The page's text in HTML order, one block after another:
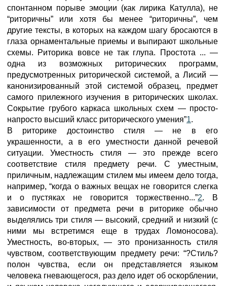
спонтанном порыве эмоции (как лирика Катулла), не
“риторичны” или хотя бы менее “риторичны”, чем
другие тексты, в которых на каждом шагу бросаются в
глаза орнаментальные приемы и выпирают школьные
схемы. Риторика вовсе не так глупа. Простота ... —
одна из возможных риторических программ,
предусмотренных риторической системой, а Лисий —
канонизированный этой системой образец, предмет
самого прилежного изучения в риторических школах.
Сокрытие грубого каркаса школьных схем — просто-
напросто высший класс риторического умения”1.
В риторике достоинство стиля — не в его
украшенности, а в его уместности данной речевой
ситуации. Уместность стиля — это прежде всего
соответствие стиля предмету речи. С уместным,
приличным, надлежащим стилем мы имеем дело тогда,
например, “когда о важных вещах не говорится слегка
и о пустяках не говорится торжественно...”2. В
зависимости от предмета речи в риторике обычно
выделялись три стиля — высокий, средний и низкий (с
ними мы встретимся еще в трудах Ломоносова).
Уместность, во-вторых, — это пронизанность стиля
чувством, соответствующим предмету речи: “?Стиль?
полон чувства, если он представляется языком
человека гневающегося, раз дело идет об оскорблении,